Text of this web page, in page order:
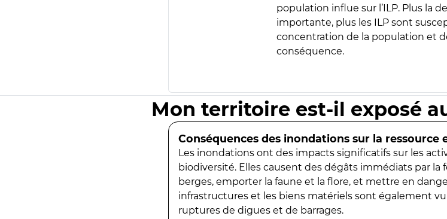
population influe sur l’ILP. Plus la
importante, plus les ILP sont
concentration de la population et
conséquence.
Mon territoire est-il exposé
Conséquences des inondations sur la ressource
Les inondations ont des impacts significatifs sur les
biodiversité. Elles causent des dégâts immédiats par
berges, emporter la faune et la flore, et mettre en
infrastructures et les biens matériels sont également
ruptures de digues et de barrages.